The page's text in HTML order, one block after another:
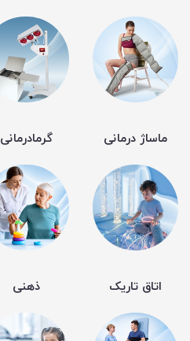
ماساژ درمانی گرمادرمانی
اتاق تاریک ذهنی